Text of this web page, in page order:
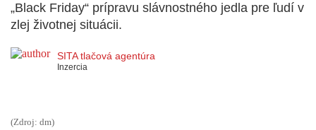
„Black Friday“ prípravu slávnostného jedla pre ľudí v
zlej životnej situácii.
SITA tlačová agentúra
Inzercia
(Zdroj: dm)